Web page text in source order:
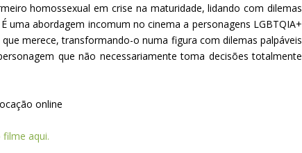
homossexual em crise na maturidade, lidando com dilemas
uma abordagem incomum no cinema a personagens LGBTQIA+
merece, transformando-o numa figura com dilemas palpáveis
que não necessariamente toma decisões totalmente
online
aqui.